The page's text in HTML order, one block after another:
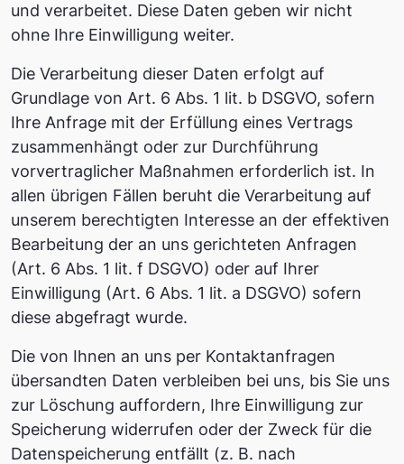
und verarbeitet. Diese Daten geben wir nicht
ohne Ihre Einwilligung weiter.
Die Verarbeitung dieser Daten erfolgt auf
Grundlage von Art. 6 Abs. 1 lit. b DSGVO, sofern
Ihre Anfrage mit der Erfüllung eines Vertrags
zusammenhängt oder zur Durchführung
vorvertraglicher Maßnahmen erforderlich ist. In
allen übrigen Fällen beruht die Verarbeitung auf
unserem berechtigten Interesse an der effektiven
Bearbeitung der an uns gerichteten Anfragen
(Art. 6 Abs. 1 lit. f DSGVO) oder auf Ihrer
Einwilligung (Art. 6 Abs. 1 lit. a DSGVO) sofern
diese abgefragt wurde.
Die von Ihnen an uns per Kontaktanfragen
übersandten Daten verbleiben bei uns, bis Sie uns
zur Löschung auffordern, Ihre Einwilligung zur
Speicherung widerrufen oder der Zweck für die
Datenspeicherung entfällt (z. B. nach